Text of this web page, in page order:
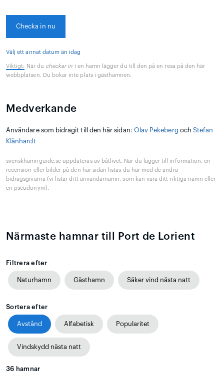
Checka in nu
Välj ett annat datum än idag
Viktigt: När du checkar in i en hamn lägger du till den på en resa på den här
webbplatsen. Du bokar inte plats i gästhamnen.
Medverkande
Användare som bidragit till den här sidan: Olav Pekeberg och Stefan
Klänhardt
svenskhamnguide.se uppdateras av båtlivet. När du lägger till information, en
recension eller bilder på den här sidan listas du här med de andra
bidragsgivarna (vi listar ditt användarnamn, som kan vara ditt riktiga namn eller
en pseudonym).
Närmaste hamnar till Port de Lorient
Filtrera efter
Naturhamn Gästhamn Säker vind nästa natt
Sortera efter
Avstånd Alfabetisk Popularitet
Vindskydd nästa natt
36 hamnar